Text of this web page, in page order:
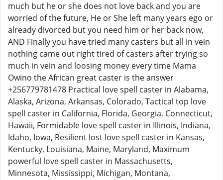
much but he or she does not love back and you are
worried of the future, He or She left many years ego or
already divorced but you need him or her back now,
AND Finally you have tried many casters but all in vein
nothing came out right tired of casters after trying so
much in vein and loosing money every time Mama
Owino the African great caster is the answer
+256779781478 Practical love spell caster in Alabama,
Alaska, Arizona, Arkansas, Colorado, Tactical top love
spell caster in California, Florida, Georgia, Connecticut,
Hawaii, Formidable love spell caster in Illinois, Indiana,
Idaho, Iowa, Resilient lost love spell caster in Kansas,
Kentucky, Louisiana, Maine, Maryland, Maximum
powerful love spell caster in Massachusetts,
Minnesota, Mississippi, Michigan, Montana,